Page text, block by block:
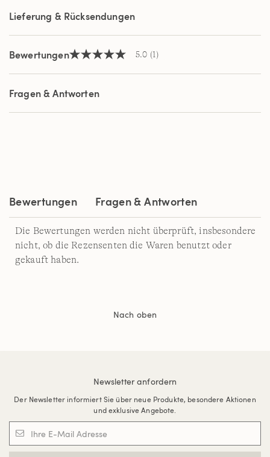
Lieferung & Rücksendungen
Bewertungen5.0
5
Sternen,
Durchschnittswert
Bewertung.
5.0 (1)
Fragen & Antworten
Bewertungen Fragen & Antworten
Die Bewertungen werden nicht überprüft, insbesondere
nicht, ob die Rezensenten die Waren benutzt oder
gekauft haben.
Nach oben
Newsletter anfordern
Der Newsletter informiert Sie über neue Produkte, besondere Aktionen
und exklusive Angebote.